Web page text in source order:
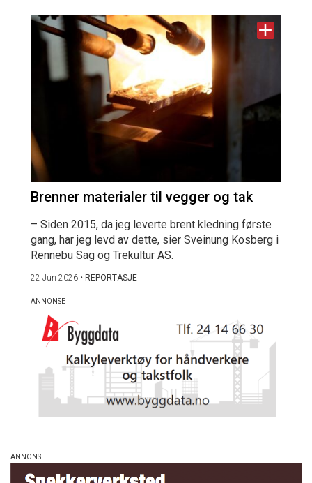
Brenner materialer til vegger og tak
– Siden 2015, da jeg leverte brent kledning første
gang, har jeg levd av dette, sier Sveinung Kosberg i
Rennebu Sag og Trekultur AS.
22 Jun 2026 • REPORTASJE